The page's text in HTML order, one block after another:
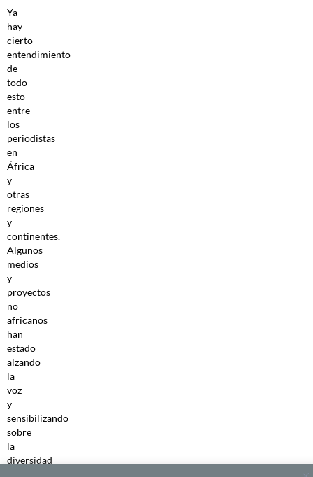
Ya
hay
cierto
entendimiento
de
todo
esto
entre
los
periodistas
en
África
y
otras
regiones
y
continentes.
Algunos
medios
y
proyectos
no
africanos
han
estado
alzando
la
voz
y
sensibilizando
sobre
la
diversidad